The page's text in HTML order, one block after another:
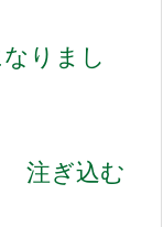
りまし
注ぎ込む